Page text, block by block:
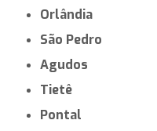
Orlândia
São Pedro
Agudos
Tietê
Pontal